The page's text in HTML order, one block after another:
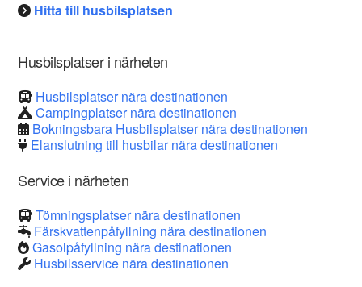
Hitta till husbilsplatsen
Husbilsplatser i närheten
Husbilsplatser nära destinationen
Campingplatser nära destinationen
Bokningsbara Husbilsplatser nära destinationen
Elanslutning till husbilar nära destinationen
Service i närheten
Tömningsplatser nära destinationen
Färskvattenpåfyllning nära destinationen
Gasolpåfyllning nära destinationen
Husbilsservice nära destinationen